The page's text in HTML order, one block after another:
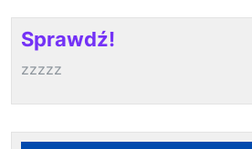
Sprawdź!
zzzzz